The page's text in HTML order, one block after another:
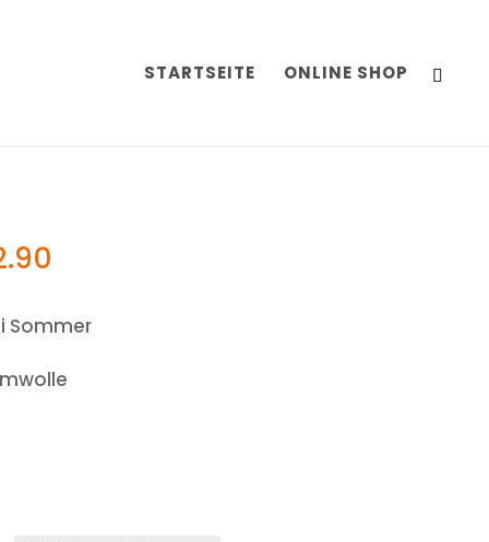
STARTSEITE ONLINE SHOP
Sommer